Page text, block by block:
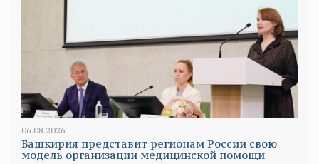
06.08.2026
Башкирия представит регионам России свою
модель организации медицинской помощи